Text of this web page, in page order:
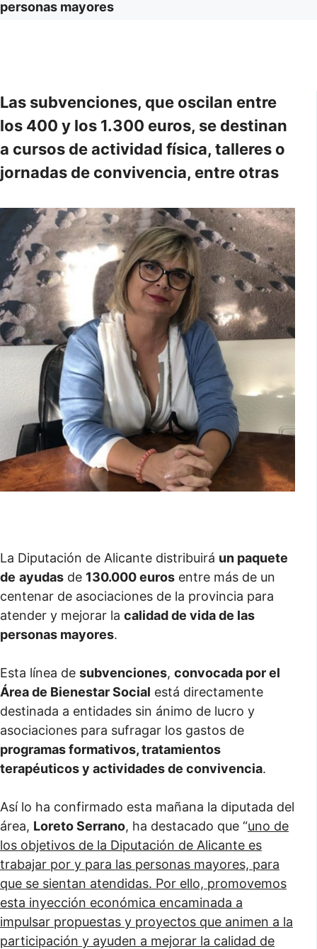
personas mayores
Las subvenciones, que oscilan entre
los 400 y los 1.300 euros, se destinan
a cursos de actividad física, talleres o
jornadas de convivencia, entre otras
La Diputación de Alicante distribuirá un paquete
de ayudas de 130.000 euros entre más de un
centenar de asociaciones de la provincia para
atender y mejorar la calidad de vida de las
personas mayores.
Esta línea de subvenciones, convocada por el
Área de Bienestar Social está directamente
destinada a entidades sin ánimo de lucro y
asociaciones para sufragar los gastos de
programas formativos, tratamientos
terapéuticos y actividades de convivencia.
Así lo ha confirmado esta mañana la diputada del
área, Loreto Serrano, ha destacado que “uno de
los objetivos de la Diputación de Alicante es
trabajar por y para las personas mayores, para
que se sientan atendidas. Por ello, promovemos
esta inyección económica encaminada a
impulsar propuestas y proyectos que animen a la
participación y ayuden a mejorar la calidad de